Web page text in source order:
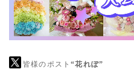
皆様のポスト“花れぽ”